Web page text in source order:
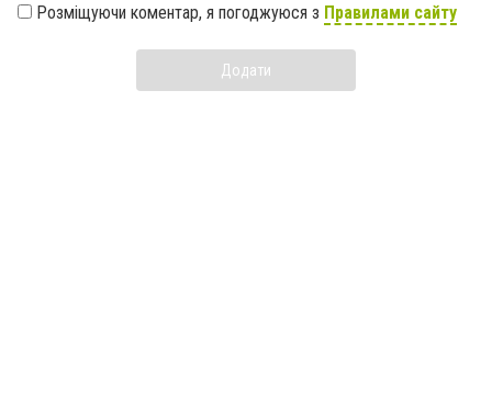
Розміщуючи коментар, я погоджуюся з Правилами сайту
Додати